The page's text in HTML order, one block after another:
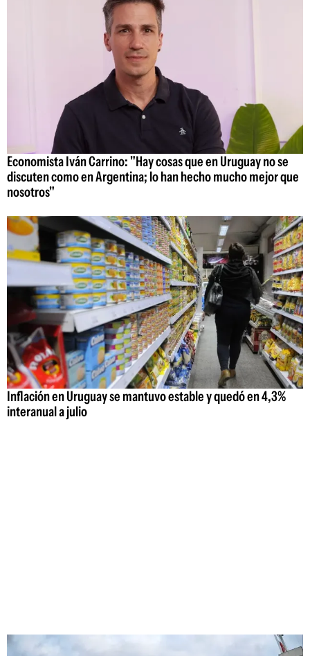
Economista Iván Carrino: "Hay cosas que en Uruguay no se
discuten como en Argentina; lo han hecho mucho mejor que
nosotros"
Inflación en Uruguay se mantuvo estable y quedó en 4,3%
interanual a julio